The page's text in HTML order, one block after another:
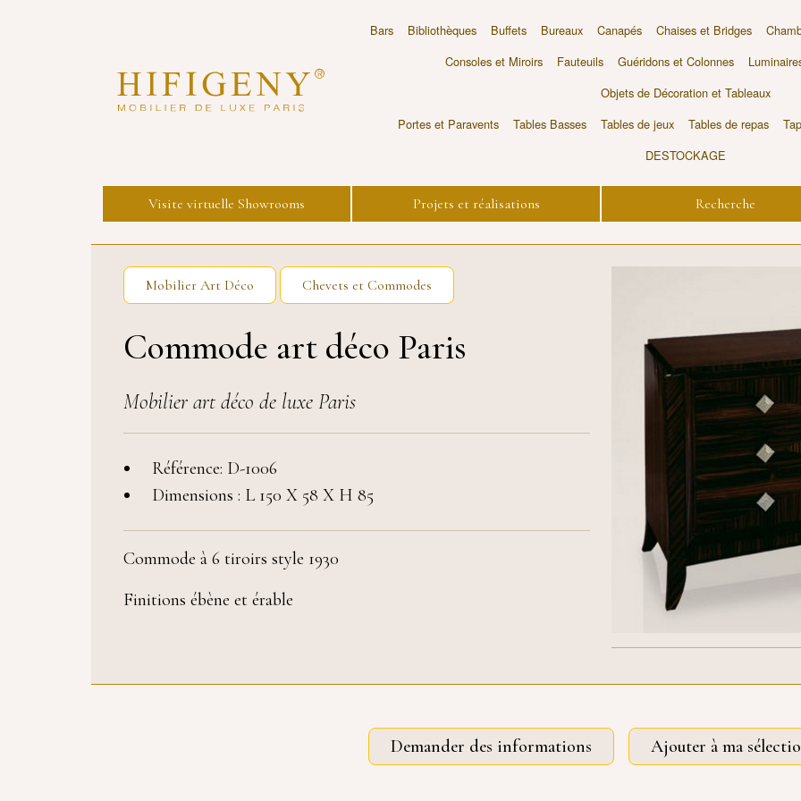
Bars Bibliothèques Buffets Bureaux Canapés Chaises et Bridges
Consoles et Miroirs
Fauteuils Guéridons et Colonnes
Objets de Décoration et Tableaux
Portes et Paravents
Tables Basses Tables de jeux Tables de repas
DESTOCKAGE
Visite virtuelle Showrooms Projets et réalisations Recherche
Mobilier Art Déco Chevets et Commodes
Commode art déco Paris
Mobilier art déco de luxe Paris
Référence: D-1006
Dimensions : L 150 X 58 X H 85
Commode à 6 tiroirs style 1930
Finitions ébène et érable
Demander des informations Ajouter à ma